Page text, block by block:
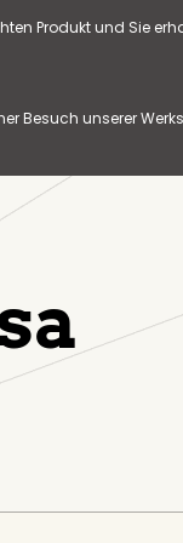
Produkt und Sie
Besuch unserer